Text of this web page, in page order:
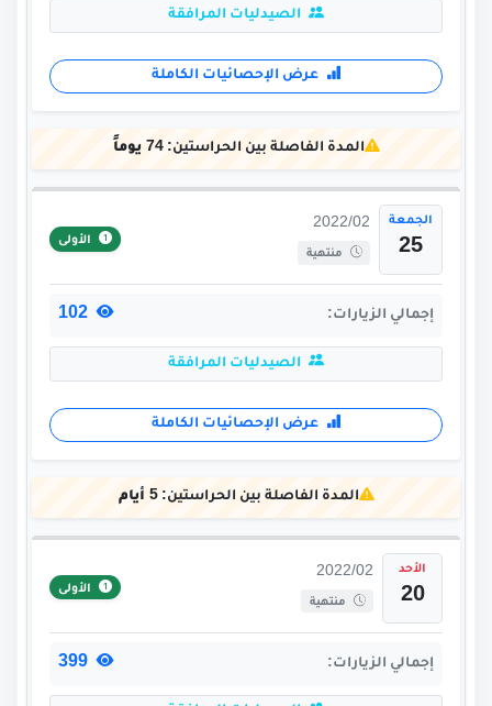
الصيدليات المرافقة
عرض الإحصائيات الكاملة
المدة الفاصلة بين الحراستين:74 يوماً
الجمعة
25
2022/02
منتهية
الأولى
إجمالي الزيارات:
الصيدليات المرافقة
عرض الإحصائيات الكاملة
المدة الفاصلة بين الحراستين:5 أيام
الأحد
20
2022/02
منتهية
الأولى
إجمالي الزيارات: